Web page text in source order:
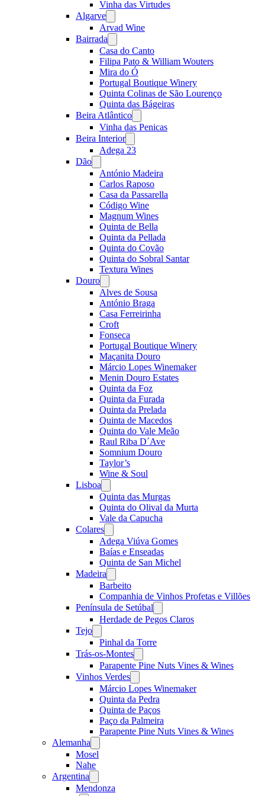
Vinha das Virtudes
Algarve
menu
Arvad Wine
Bairrada
menu
Casa do Canto
Filipa Pato & William Wouters
Mira do Ó
Portugal Boutique Winery
Quinta Colinas de São Lourenço
Quinta das Bágeiras
Beira Atlântico
menu
Vinha das Penicas
Beira Interior
menu
Adega 23
Dão
menu
António Madeira
Carlos Raposo
Casa da Passarella
Código Wine
Magnum Wines
Quinta de Bella
Quinta da Pellada
Quinta do Covão
Quinta do Sobral Santar
Textura Wines
Douro
menu
Alves de Sousa
António Braga
Casa Ferreirinha
Croft
Fonseca
Portugal Boutique Winery
Maçanita Douro
Márcio Lopes Winemaker
Menin Douro Estates
Quinta da Foz
Quinta da Furada
Quinta da Prelada
Quinta de Macedos
Quinta do Vale Meão
Raul Riba D´Ave
Somnium Douro
Taylor’s
Wine & Soul
Lisboa
menu
Quinta das Murgas
Quinta do Olival da Murta
Vale da Capucha
Colares
menu
Adega Viúva Gomes
Baías e Enseadas
Quinta de San Michel
Madeira
menu
Barbeito
Companhia de Vinhos Profetas e Villões
Península de Setúbal
menu
Herdade de Pegos Claros
Tejo
menu
Pinhal da Torre
Trás-os-Montes
menu
Parapente Pine Nuts Vines & Wines
Vinhos Verdes
menu
Márcio Lopes Winemaker
Quinta da Pedra
Quinta de Paços
Paço da Palmeira
Parapente Pine Nuts Vines & Wines
Alemanha
menu
Mosel
Nahe
Argentina
menu
Mendonza